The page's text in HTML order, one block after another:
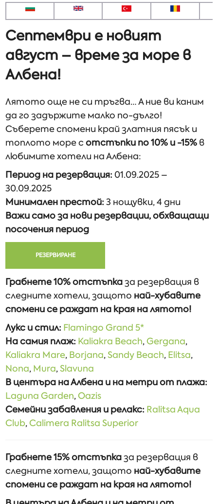
Септември е новият
август – време за море в
Албена!
Лятото още не си тръгва… А ние ви каним
да го задържите малко по-дълго!
Съберете спомени край златния пясък и
топлото море сотстъпки по 10% и -15% в
любимите хотели на Албена:
Период на резервация: 01.09.2025 –
30.09.2025
Минимален престой:3 нощувки, 4 дни
Важи само за нови резервации, обхващащи
посочения период
РЕЗЕРВИРАНЕ
Грабнете 10% отстъпказа резервация в
следните хотели, защото най-хубавите
спомени се раждат на края на лятото!
Лукс и стил: Flamingo Grand 5*
На самия плаж: Kaliakra Beach,Gergana,
Kaliakra Mare, Borjana,Sandy Beach, Elitsa,
Nona, Mura,Slavuna
В центъра на Албена и на метри от плажа:
Laguna Garden,Oazis
Семейни забавления и релакс: Ralitsa Aqua
Club,Calimera Ralitsa Superior
Грабнете 15% отстъпказа резервация в
следните хотели, защото най-хубавите
спомени се раждат на края на лятото!